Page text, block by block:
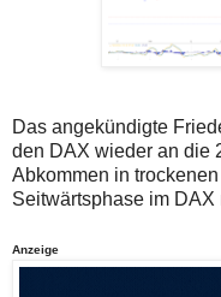
ein
Missbrauch
der
Kommentarfunktion
sein.
Sie
der
Plattform
wallstreet-
online.de
verfügbar.
Das angekündigte
den DAX wieder an die
Abkommen in
Seitwärtsphase im DAX
Anzeige